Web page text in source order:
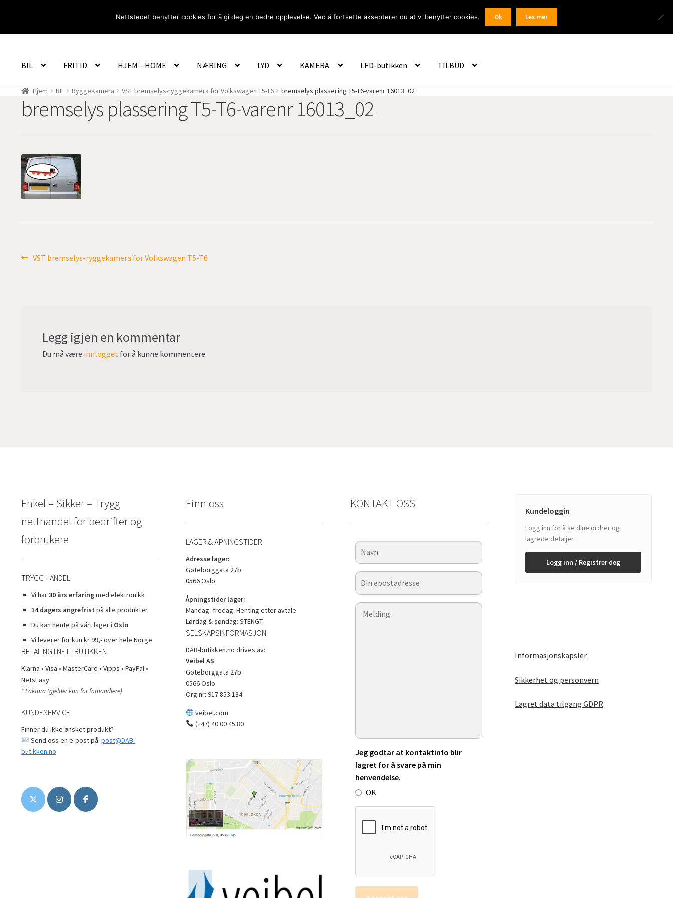
Om Oss Logg inn / Registrer
Products
search
BIL FRITID HJEM – HOME NÆRING LYD KAMERA LED-butikken TILBUD
Hjem BIL RyggeKamera VST bremselys-ryggekamera for Volkswagen T5-T6 bremselys plassering T5-T6-varenr 16013_02
bremselys plassering T5-T6-varenr 16013_02
Innleggsnavigasjon
Forrige
VST bremselys-ryggekamera for Volkswagen T5-T6
Legg igjen en kommentar
Du må være innlogget for å kunne kommentere.
Enkel – Sikker – Trygg
netthandel for bedrifter og
forbrukere
TRYGG HANDEL
Vi har30 års erfaringmed elektronikk
14 dagers angrefrist på alle produkter
Du kan hente på vårt lager i Oslo
Vi leverer for kun kr 99,- over hele Norge
BETALING I NETTBUTIKKEN
Klarna • Visa • MasterCard • Vipps • PayPal •
NetsEasy
* Faktura (gjelder kun for forhandlere)
KUNDESERVICE
Finner du ikke ønsket produkt?
Send oss en e-post på: post@DAB-
butikken.no
Finn oss
LAGER & ÅPNINGSTIDER
Adresse lager:
Gøteborggata 27b
0566 Oslo
Åpningstider lager:
Mandag–fredag: Henting etter avtale
Lørdag & søndag: STENGT
SELSKAPSINFORMASJON
DAB-butikken.no drives av:
Veibel AS
Gøteborggata 27b
0566 Oslo
Org.nr: 917 853 134
veibel.com
(+47) 40 00 45 80
KONTAKT OSS
Jeg godtar at kontaktinfo blir
lagret for å svare på min
henvendelse.
OK
Kundeloggin
Logg inn for å se dine ordrer og
lagrede detaljer.
Logg inn / Registrer deg
Informasjonskapsler
Sikkerhet og personvern
Lagret data tilgang GDPR
Nettstedet benytter cookies for å gi deg en bedre opplevelse. Ved å fortsette aksepterer du at vi benytter cookies. Ok Les mer